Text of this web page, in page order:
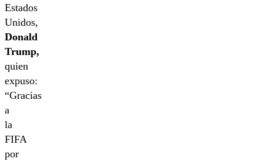
Estados
Unidos,
Donald
Trump,
quien
expuso:
“Gracias
a
la
FIFA
por